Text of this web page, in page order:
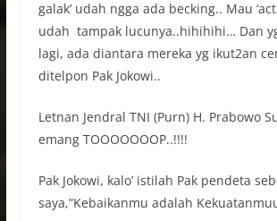
galak’ udah ngga ada becking.. Mau
udah tampak lucunya..hihihihi… Dan
lagi, ada diantara mereka yg ikut2an
ditelpon Pak Jokowi..
Letnan Jendral TNI (Purn) H. Prabowo
emang TOOOOOOOP..!!!!
Pak Jokowi, kalo’ istilah Pak pendeta
saya,”Kebaikanmu adalah